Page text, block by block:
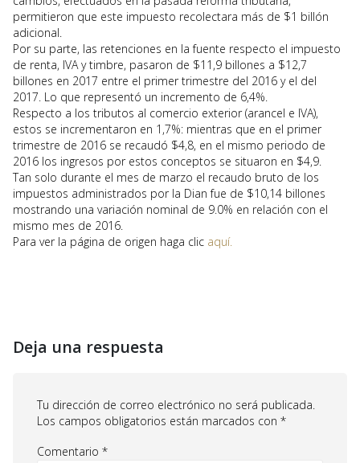
permitieron que este impuesto recolectara más de $1 billón
adicional.
Por su parte, las retenciones en la fuente respecto el impuesto
de renta, IVA y timbre, pasaron de $11,9 billones a $12,7
billones en 2017 entre el primer trimestre del 2016 y el del
2017. Lo que representó un incremento de 6,4%.
Respecto a los tributos al comercio exterior (arancel e IVA),
estos se incrementaron en 1,7%: mientras que en el primer
trimestre de 2016 se recaudó $4,8, en el mismo periodo de
2016 los ingresos por estos conceptos se situaron en $4,9.
Tan solo durante el mes de marzo el recaudo bruto de los
impuestos administrados por la Dian fue de $10,14 billones
mostrando una variación nominal de 9.0% en relación con el
mismo mes de 2016.
Para ver la página de origen haga clic aquí.
Deja una respuesta
Tu dirección de correo electrónico no será publicada.
Los campos obligatorios están marcados con *
Comentario *